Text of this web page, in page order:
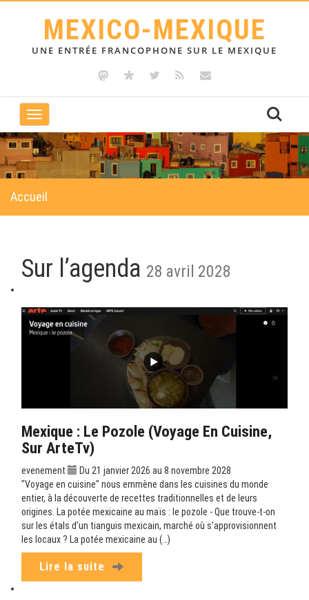
MEXICO-MEXIQUE
UNE ENTRÉE FRANCOPHONE SUR LE MEXIQUE
Toggle
navigation
Accueil
Sur l’agenda 28 avril 2028
Mexique : Le Pozole (Voyage En Cuisine,
Sur ArteTv)
evenement
Du 21 janvier 2026 au 8 novembre 2028
"Voyage en cuisine" nous emmène dans les cuisines du monde
entier, à la découverte de recettes traditionnelles et de leurs
origines. La potée mexicaine au maïs : le pozole - Que trouve-t-on
sur les étals d’un tianguis mexicain, marché où s’approvisionnent
les locaux ? La potée mexicaine au (…)
Lire la suite